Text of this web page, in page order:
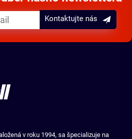
Kontaktujte nás
v roku 1994, sa špecializuje na